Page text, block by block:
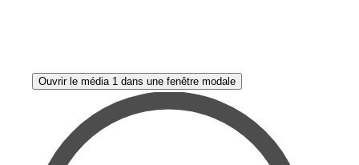
Ouvrir le média 1 dans une fenêtre modale